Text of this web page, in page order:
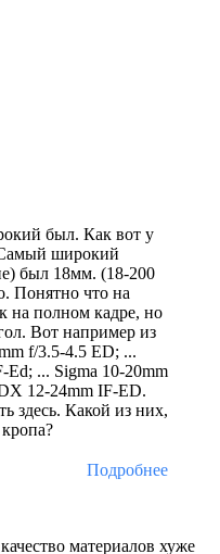
был. Как вот у
широкий
был 18мм. (18-200
Понятно что на
на полном кадре, но
Вот например из
f/3.5-4.5 ED; ...
... Sigma 10-20mm
12-24mm IF-ED.
здесь. Какой из них,
Подробнее
материалов хуже